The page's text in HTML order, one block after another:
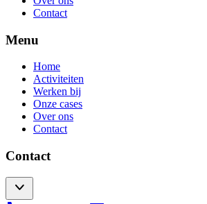
Contact
Menu
Home
Activiteiten
Werken bij
Onze cases
Over ons
Contact
Contact